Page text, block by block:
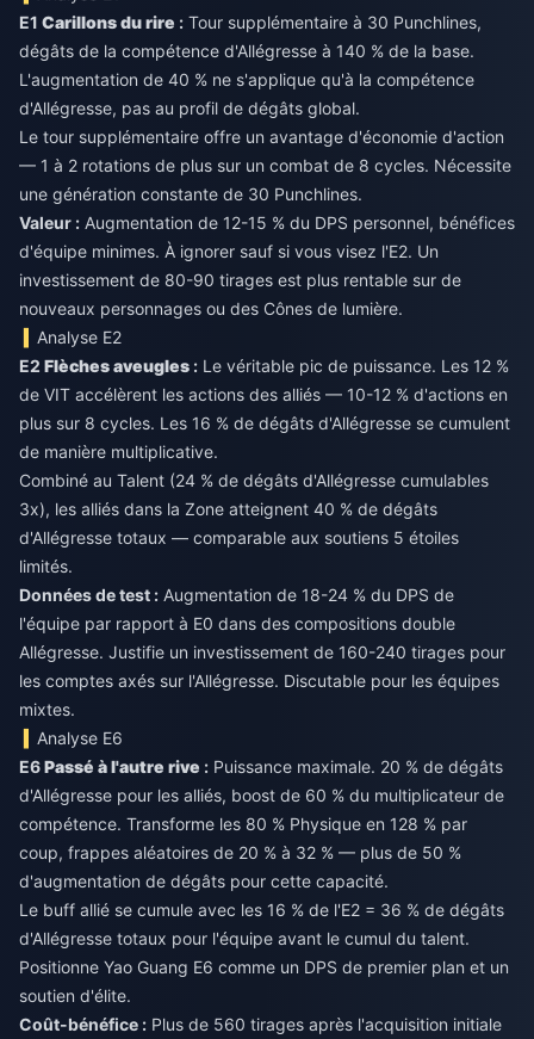
E1 Carillons du rire : Tour supplémentaire à 30 Punchlines,
dégâts de la compétence d'Allégresse à 140 % de la base.
L'augmentation de 40 % ne s'applique qu'à la compétence
d'Allégresse, pas au profil de dégâts global.
Le tour supplémentaire offre un avantage d'économie d'action
— 1 à 2 rotations de plus sur un combat de 8 cycles. Nécessite
une génération constante de 30 Punchlines.
Valeur : Augmentation de 12-15 % du DPS personnel, bénéfices
d'équipe minimes. À ignorer sauf si vous visez l'E2. Un
investissement de 80-90 tirages est plus rentable sur de
nouveaux personnages ou des Cônes de lumière.
Analyse E2
E2 Flèches aveugles : Le véritable pic de puissance. Les 12 %
de VIT accélèrent les actions des alliés — 10-12 % d'actions en
plus sur 8 cycles. Les 16 % de dégâts d'Allégresse se cumulent
de manière multiplicative.
Combiné au Talent (24 % de dégâts d'Allégresse cumulables
3x), les alliés dans la Zone atteignent 40 % de dégâts
d'Allégresse totaux — comparable aux soutiens 5 étoiles
limités.
Données de test : Augmentation de 18-24 % du DPS de
l'équipe par rapport à E0 dans des compositions double
Allégresse. Justifie un investissement de 160-240 tirages pour
les comptes axés sur l'Allégresse. Discutable pour les équipes
mixtes.
Analyse E6
E6Passé à l'autre rive : Puissance maximale. 20 % de dégâts
d'Allégresse pour les alliés, boost de 60 % du multiplicateur de
compétence. Transforme les 80 % Physique en 128 % par
coup, frappes aléatoires de 20 % à 32 % — plus de 50 %
d'augmentation de dégâts pour cette capacité.
Le buff allié se cumule avec les 16 % de l'E2 = 36 % de dégâts
d'Allégresse totaux pour l'équipe avant le cumul du talent.
Positionne Yao Guang E6 comme un DPS de premier plan et un
soutien d'élite.
Coût-bénéfice : Plus de 560 tirages après l'acquisition initiale